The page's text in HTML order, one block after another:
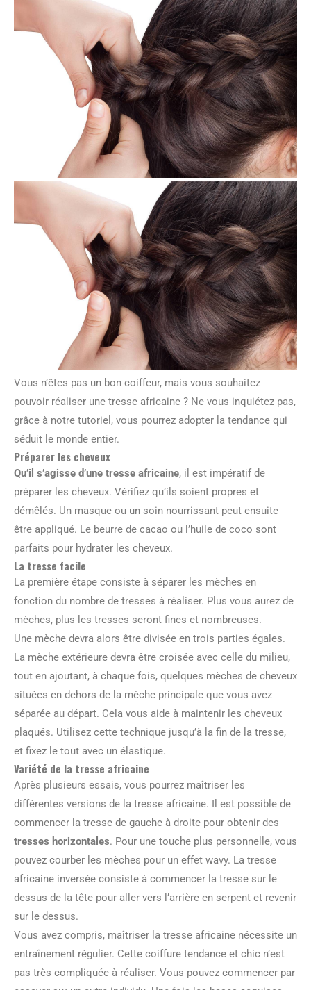
Vous n’êtes pas un bon coiffeur, mais vous souhaitez
pouvoir réaliser une tresse africaine ? Ne vous inquiétez pas,
grâce à notre tutoriel, vous pourrez adopter la tendance qui
séduit le monde entier.
Préparer les cheveux
Qu’il s’agisse d’une tresse africaine, il est impératif de
préparer les cheveux. Vérifiez qu’ils soient propres et
démêlés. Un masque ou un soin nourrissant peut ensuite
être appliqué. Le beurre de cacao ou l’huile de coco sont
parfaits pour hydrater les cheveux.
La tresse facile
La première étape consiste à séparer les mèches en
fonction du nombre de tresses à réaliser. Plus vous aurez de
mèches, plus les tresses seront fines et nombreuses.
Une mèche devra alors être divisée en trois parties égales.
La mèche extérieure devra être croisée avec celle du milieu,
tout en ajoutant, à chaque fois, quelques mèches de cheveux
situées en dehors de la mèche principale que vous avez
séparée au départ. Cela vous aide à maintenir les cheveux
plaqués. Utilisez cette technique jusqu’à la fin de la tresse,
et fixez le tout avec un élastique.
Variété de la tresse africaine
Après plusieurs essais, vous pourrez maîtriser les
différentes versions de la tresse africaine. Il est possible de
commencer la tresse de gauche à droite pour obtenir des
tresses horizontales. Pour une touche plus personnelle, vous
pouvez courber les mèches pour un effet wavy. La tresse
africaine inversée consiste à commencer la tresse sur le
dessus de la tête pour aller vers l’arrière en serpent et revenir
sur le dessus.
Vous avez compris, maîtriser la tresse africaine nécessite un
entraînement régulier. Cette coiffure tendance et chic n’est
pas très compliquée à réaliser. Vous pouvez commencer par